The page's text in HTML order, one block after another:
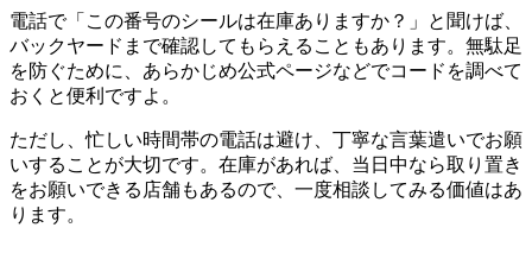
電話で「この番号のシールは在庫ありますか？」と聞けば、
バックヤードまで確認してもらえることもあります。無駄足
を防ぐために、あらかじめ公式ページなどでコードを調べて
おくと便利ですよ。
ただし、忙しい時間帯の電話は避け、丁寧な言葉遣いでお願
いすることが大切です。在庫があれば、当日中なら取り置き
をお願いできる店舗もあるので、一度相談してみる価値はあ
ります。